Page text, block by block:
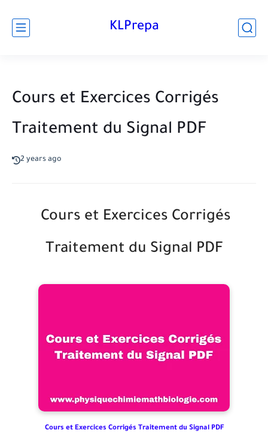
KLPrepa
Cours et Exercices Corrigés
Traitement du Signal PDF
2 years ago
Cours et Exercices Corrigés
Traitement du Signal PDF
Cours et Exercices Corrigés Traitement du Signal PDF